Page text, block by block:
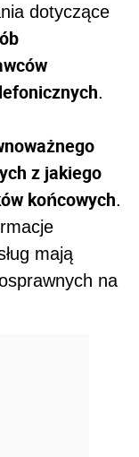
dotyczące
.
z jakiego
końcowych.
mają
na